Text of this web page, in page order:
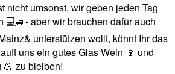
nicht umsonst, wir geben jeden Tag
💻🚙- aber wir brauchen dafür auch
unterstützen wollt, könnt Ihr das
uns ein gutes Glas Wein 🍷 und
💪 zu bleiben!